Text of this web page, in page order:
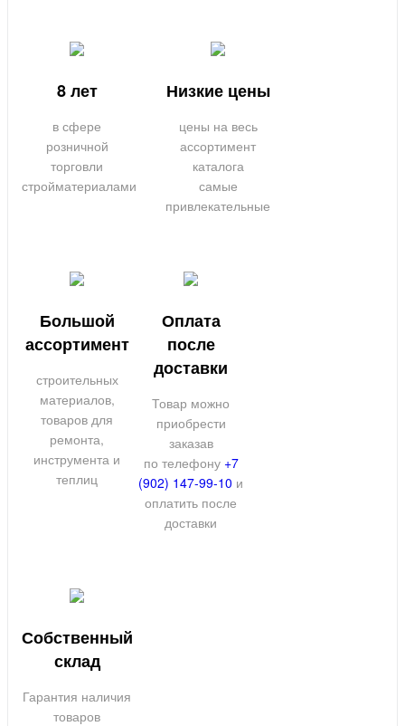
8 лет
в сфере
розничной
торговли
стройматериалами
Низкие цены
цены на весь
ассортимент
каталога
самые
привлекательные
Большой
ассортимент
строительных
материалов,
товаров для
ремонта,
инструмента и
теплиц
Оплата
после
доставки
Товар можно
приобрести
заказав
по телефону +7
(902) 147-99-10 и
оплатить после
доставки
Собственный
склад
Гарантия наличия
товаров